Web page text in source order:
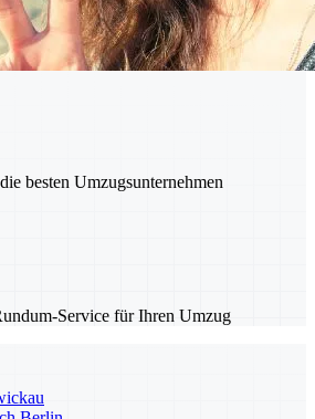
besten Umzugsunternehmen
Service für Ihren Umzug